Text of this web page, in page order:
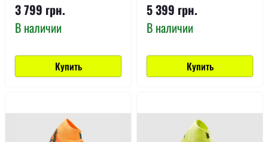
3 799 грн.
В наличии
Купить
5 399 грн.
В наличии
Купить